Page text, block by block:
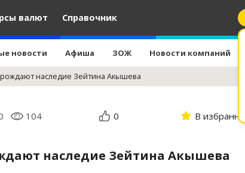
валют Справочник
новости Афиша ЗОЖ Новости компаний
наследие Зейтина Акышева
104 0 В избранное
наследие Зейтина Акышева